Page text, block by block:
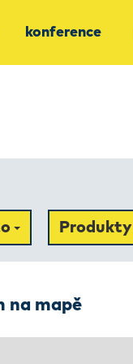
konference
Produkty
na mapě